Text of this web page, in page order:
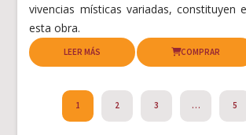
vivencias místicas variadas, constituyen
esta obra.
LEER MÁS COMPRAR
1 2 3 … 5